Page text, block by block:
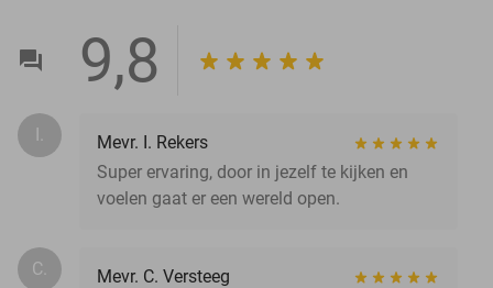
9,8
I.
Mevr. I. Rekers
Super ervaring, door in jezelf te kijken en
voelen gaat er een wereld open.
C.
Mevr. C. Versteeg